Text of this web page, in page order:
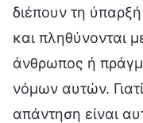
διέπουν τη
και πληθύνονται
άνθρωπος ή
νόμων αυτών.
απάντηση είναι